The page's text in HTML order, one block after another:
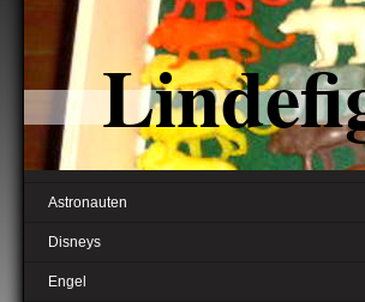
Astronauten
Disneys
Engel